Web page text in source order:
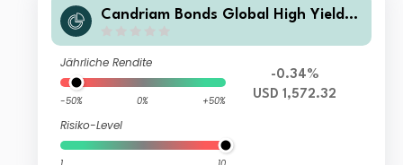
Candriam Bonds Global High Yield C
Jährliche Rendite
-50% 0% +50%
Risiko-Level
-0.34%
USD 1,572.32